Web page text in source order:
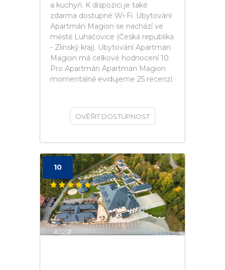
a kuchyň. K dispozici je také
zdarma dostupné Wi-Fi. Ubytování
Apartmán Magion se nachází ve
městě Luhačovice (Česká republika
- Zlínský kraj). Ubytování Apartmán
Magion má celkové hodnocení 10.
Pro Apartmán Apartmán Magion
momentálně evidujeme 25 recenzí.
OVĚŘIT DOSTUPNOST
10